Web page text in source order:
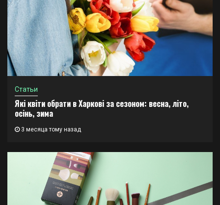
Статьи
Які квіти обрати в Харкові за сезоном: весна, літо,
осінь, зима
3 месяца тому назад